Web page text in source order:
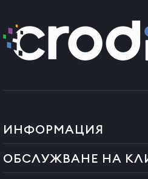
ИНФОРМАЦИЯ
ОБСЛУЖВАНЕ НА